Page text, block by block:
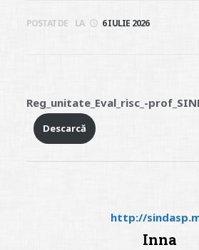
POSTAT DE LA 6 IULIE 2026
Reg_unitate_Eval_risc_-
Descarcă
http://
Inna